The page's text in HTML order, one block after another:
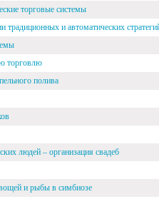
торговые системы
и автоматических
торговлю
полива
людей – организация свадеб
и рыбы в симбиозе